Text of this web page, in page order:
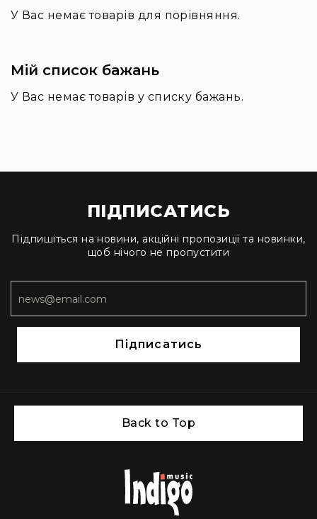
Dj
студій
ТБ
людей
з
вадами
слуху
для
Аксесуари
і
комплектуючі
Гарнітури
трансляцій
і
ТБ
Для
блогерів
Для
домашньої
У Вас немає товарів для порівняння.
Мій список бажань
У Вас немає товарів у списку бажань.
ПІДПИСАТИСЬ
Підпишіться на новини, акційні пропозиції та новинки,
щоб нічого не пропустити
Підписатись
Back to Top